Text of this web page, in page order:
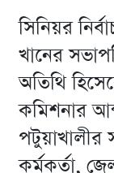
সিনিয়র
খানের
অতিথি
কমিশনার
পটুয়াখালীর
কর্মকর্তা,